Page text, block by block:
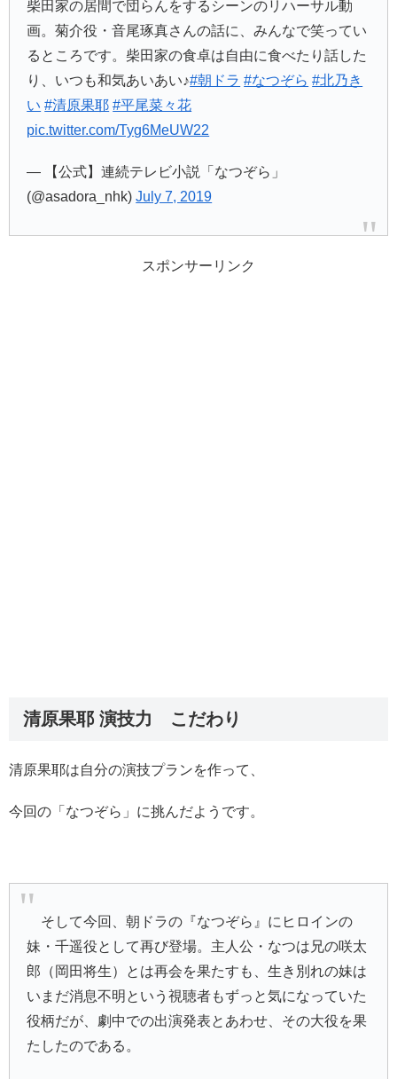
柴田家の居間で団らんをするシーンのリハーサル動
画。菊介役・音尾琢真さんの話に、みんなで笑ってい
るところです。柴田家の食卓は自由に食べたり話した
り、いつも和気あいあい♪#朝ドラ #なつぞら #北乃き
い #清原果耶 #平尾菜々花
pic.twitter.com/Tyg6MeUW22
— 【公式】連続テレビ小説「なつぞら」
(@asadora_nhk)July 7, 2019
スポンサーリンク
清原果耶 演技力 こだわり
清原果耶は自分の演技プランを作って、
今回の「なつぞら」に挑んだようです。
そして今回、朝ドラの『なつぞら』にヒロインの
妹・千遥役として再び登場。主人公・なつは兄の咲太
郎（岡田将生）とは再会を果たすも、生き別れの妹は
いまだ消息不明という視聴者もずっと気になっていた
役柄だが、劇中での出演発表とあわせ、その大役を果
たしたのである。